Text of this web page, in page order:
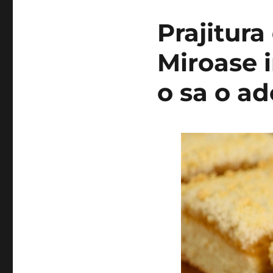
Miroase
o sa o